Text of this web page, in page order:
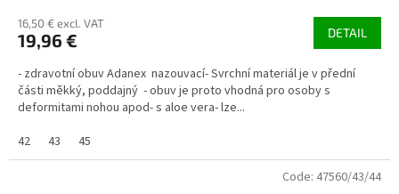
16,50 € excl. VAT
19,96 € DETAIL
- zdravotní obuv Adanex nazouvací- Svrchní materiál je v přední
části měkký, poddajný - obuv je proto vhodná pro osoby s
deformitami nohou apod- s aloe vera- lze...
42
43 45
Code: 47560/43/44